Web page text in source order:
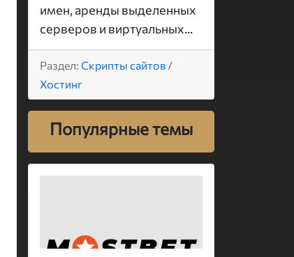
имен, аренды выделенных
серверов и виртуальных...
Раздел: Скрипты сайтов /
Хостинг
Популярные темы